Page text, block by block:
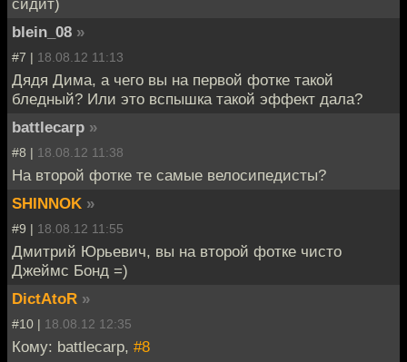
blein_08 »
#7 | 18.08.12 11:13
Дядя Дима, а чего вы на первой фотке такой
бледный? Или это вспышка такой эффект дала?
battlecarp »
#8 | 18.08.12 11:38
На второй фотке те самые велосипедисты?
SHINNOK »
#9 | 18.08.12 11:55
Дмитрий Юрьевич, вы на второй фотке чисто
Джеймс Бонд =)
DictAtoR »
#10 | 18.08.12 12:35
Кому: battlecarp, #8